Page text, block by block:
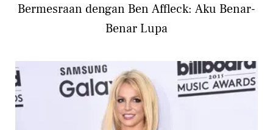
Bermesraan dengan Ben Affleck: Aku Benar-
Benar Lupa